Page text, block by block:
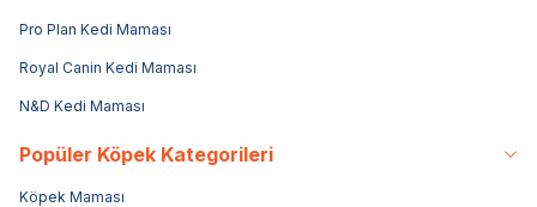
Pro Plan Kedi Maması
Royal Canin Kedi Maması
N&D Kedi Maması
Popüler Köpek Kategorileri
Köpek Maması